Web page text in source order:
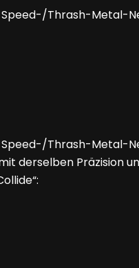
Speed-/Thrash-
Speed-/Thrash-
derselben Präzision